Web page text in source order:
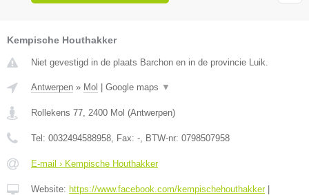
Kempische Houthakker
Niet gevestigd in de plaats Barchon en in de provincie Luik.
Antwerpen » Mol | Google maps ▼
Rollekens 77 2400 Mol (Antwerpen)
Tel: 0032494588958 , Fax: - , BTW-nr: 0798507958
E-mail › Kempische Houthakker
Website: https://www.facebook.com/kempischehouthakker|